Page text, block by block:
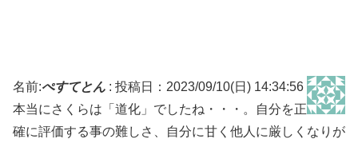
名前:ぺすてとん : 投稿日：2023/09/10(日) 14:34:56
本当にさくらは「道化」でしたね・・・。自分を正
確に評価する事の難しさ、自分に甘く他人に厳しくなりが